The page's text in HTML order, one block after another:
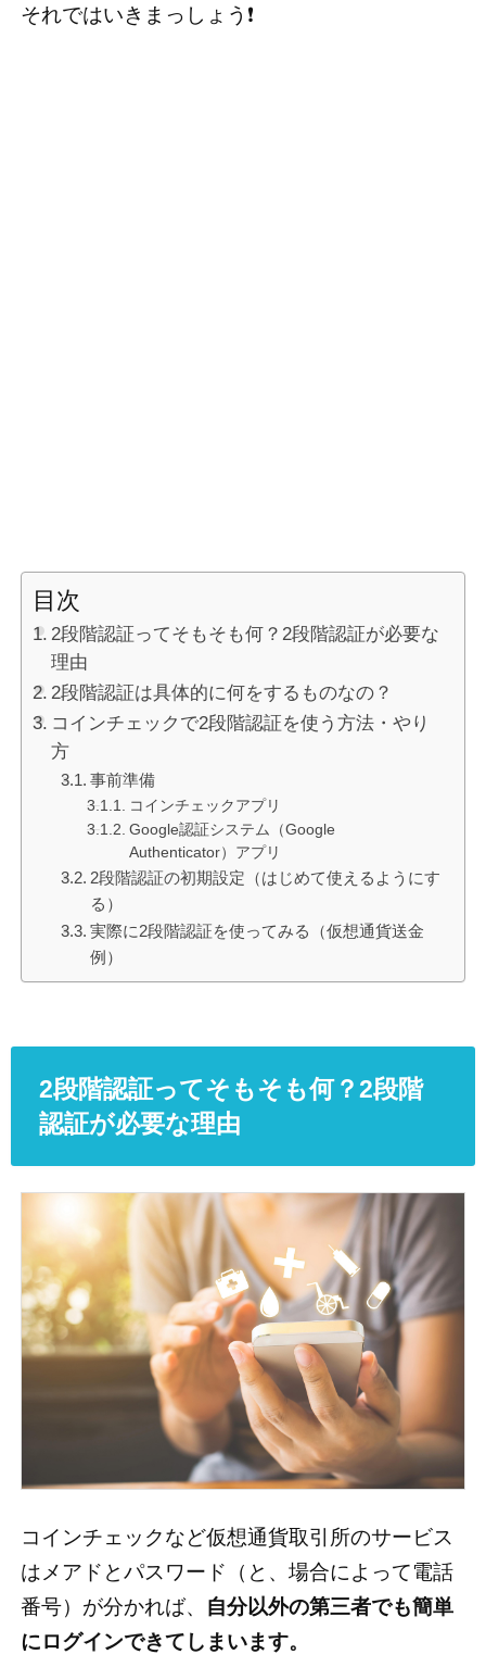
それではいきまっしょう❗️
目次
2段階認証ってそもそも何？2段階認証が必要な
理由
2段階認証は具体的に何をするものなの？
コインチェックで2段階認証を使う方法・やり
方
事前準備
コインチェックアプリ
Google認証システム（Google
Authenticator）アプリ
2段階認証の初期設定（はじめて使えるようにす
る）
実際に2段階認証を使ってみる（仮想通貨送金
例）
2段階認証ってそもそも何？2段階
認証が必要な理由
コインチェックなど仮想通貨取引所のサービス
はメアドとパスワード（と、場合によって電話
番号）が分かれば、
自分以外の第三者でも簡単
にログインできてしまいます。